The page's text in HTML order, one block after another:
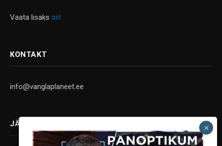
Vaata lisaks siit
KONTAKT
info@vanglaplaneet.ee
JÄLGI SOTSIAALMEEDIAS